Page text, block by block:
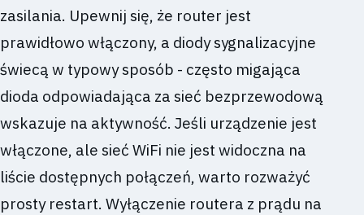
zasilania. Upewnij się, że router jest
prawidłowo włączony, a diody sygnalizacyjne
świecą w typowy sposób - często migająca
dioda odpowiadająca za sieć bezprzewodową
wskazuje na aktywność. Jeśli urządzenie jest
włączone, ale sieć WiFi nie jest widoczna na
liście dostępnych połączeń, warto rozważyć
prosty restart. Wyłączenie routera z prądu na